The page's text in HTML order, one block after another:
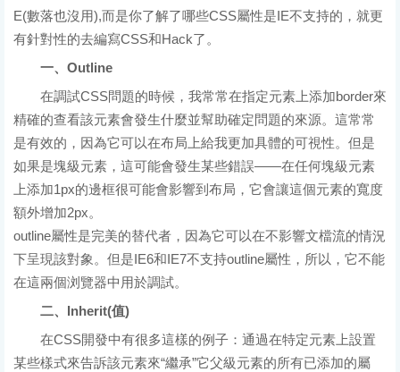
E(數落也沒用),而是你了解了哪些CSS屬性是IE不支持的，就更
有針對性的去編寫CSS和Hack了。
一、Outline
在調試CSS問題的時候，我常常在指定元素上添加border來
精確的查看該元素會發生什麼並幫助確定問題的來源。這常常
是有效的，因為它可以在布局上給我更加具體的可視性。但是
如果是塊級元素，這可能會發生某些錯誤——在任何塊級元素
上添加1px的邊框很可能會影響到布局，它會讓這個元素的寬度
額外增加2px。
outline屬性是完美的替代者，因為它可以在不影響文檔流的情況
下呈現該對象。但是IE6和IE7不支持outline屬性，所以，它不能
在這兩個浏覽器中用於調試。
二、Inherit(值)
在CSS開發中有很多這樣的例子：通過在特定元素上設置
某些樣式來告訴該元素來“繼承”它父級元素的所有已添加的屬